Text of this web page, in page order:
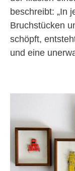
beschreibt: „In
Bruchstücken
schöpft,
und eine